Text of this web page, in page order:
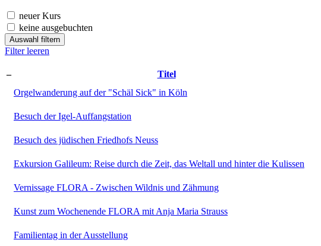
neuer Kurs
keine ausgebuchten
Auswahl filtern
Filter leeren
– Titel
Orgelwanderung auf der "Schäl Sick" in Köln
Besuch der Igel-Auffangstation
Besuch des jüdischen Friedhofs Neuss
Exkursion Galileum: Reise durch die Zeit, das Weltall und hinter die Kulissen
Vernissage FLORA - Zwischen Wildnis und Zähmung
Kunst zum Wochenende FLORA mit Anja Maria Strauss
Familientag in der Ausstellung